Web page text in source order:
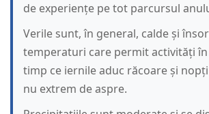
de experiențe pe tot parcursul
Verile sunt, în general, calde și
temperaturi care permit activități în
timp ce iernile aduc răcoare și
nu extrem de aspre.